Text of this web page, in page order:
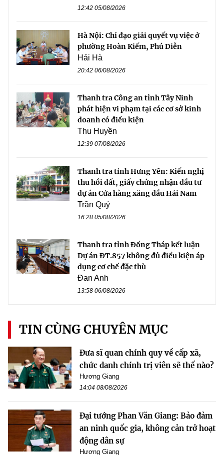
12:42 05/08/2026
Hà Nội: Chỉ đạo giải quyết vụ việc ở
phường Hoàn Kiếm, Phú Diễn
Hải Hà
20:42 06/08/2026
Thanh tra Công an tỉnh Tây Ninh
phát hiện vi phạm tại các cơ sở kinh
doanh có điều kiện
Thu Huyền
12:39 07/08/2026
Thanh tra tỉnh Hưng Yên: Kiến nghị
thu hồi đất, giấy chứng nhận đầu tư
dự án Cửa hàng xăng dầu Hải Nam
Trần Quý
16:28 05/08/2026
Thanh tra tỉnh Đồng Tháp kết luận
Dự án ĐT.857 không đủ điều kiện áp
dụng cơ chế đặc thù
Đan Anh
13:58 06/08/2026
TIN CÙNG CHUYÊN MỤC
Đưa sĩ quan chính quy về cấp xã,
chức danh chính trị viên sẽ thế nào?
Hương Giang
14:04 08/08/2026
Đại tướng Phan Văn Giang: Bảo đảm
an ninh quốc gia, không cản trở hoạt
động dân sự
Hương Giang